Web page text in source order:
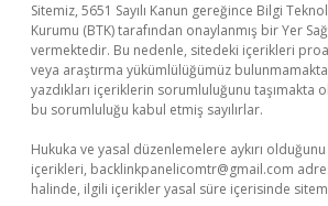
Sitemiz, 5651 Sayılı Kanun gereğince Bilgi
Kurumu (BTK) tarafından onaylanmış bir Yer
vermektedir. Bu nedenle, sitedeki içerikleri
veya araştırma yükümlülüğümüz
yazdıkları içeriklerin sorumluluğunu taşımakta
bu sorumluluğu kabul etmiş sayılırlar.
Hukuka ve yasal düzenlemelere aykırı
içerikleri, backlinkpanelicomtr@gmail.com
halinde, ilgili içerikler yasal süre içerisinde